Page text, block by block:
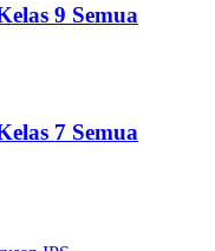
9 Semua
7 Semua